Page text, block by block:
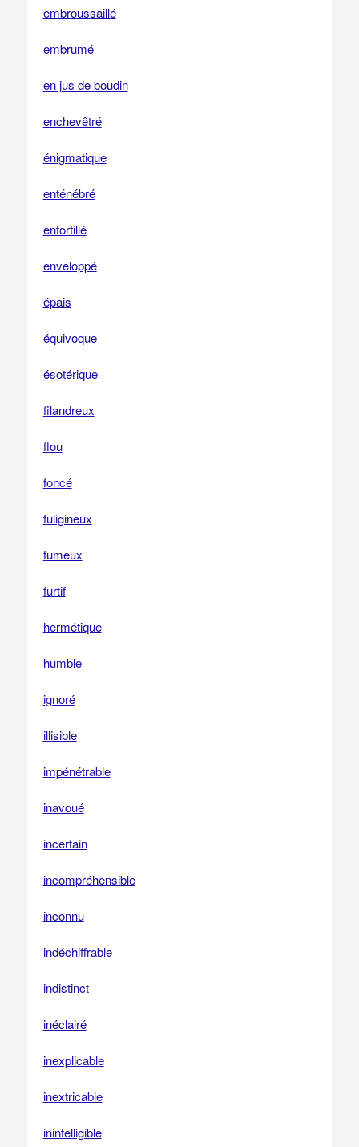
embroussaillé
embrumé
en jus de boudin
enchevêtré
énigmatique
enténébré
entortillé
enveloppé
épais
équivoque
ésotérique
filandreux
flou
foncé
fuligineux
fumeux
furtif
hermétique
humble
ignoré
illisible
impénétrable
inavoué
incertain
incompréhensible
inconnu
indéchiffrable
indistinct
inéclairé
inexplicable
inextricable
inintelligible